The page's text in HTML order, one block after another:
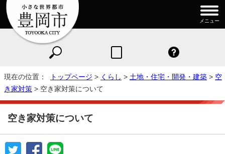
メニュー
現在の位置： トップページ > くらし > 土地・住宅・開発・建築 > 空
き家対策 > 空き家対策について
空き家対策について